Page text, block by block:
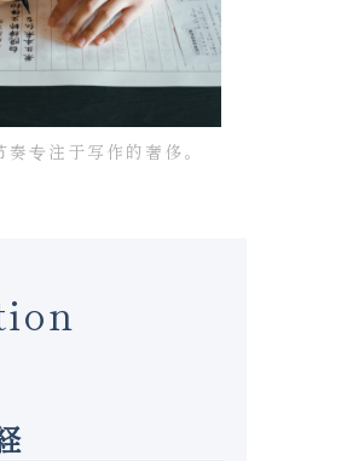
专注于写作的奢侈。